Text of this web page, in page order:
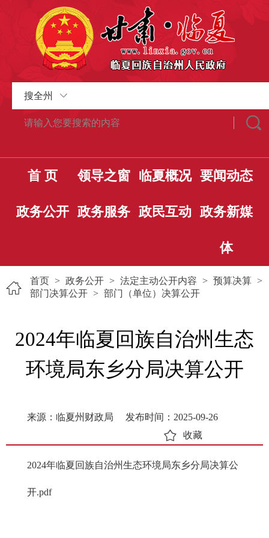
搜全州
首 页 领导之窗 临夏概况 要闻动态
政务公开 政务服务 政民互动 政务新媒
体
首页 > 政务公开 > 法定主动公开内容 > 预算决算 >
部门决算公开 > 部门（单位）决算公开
2024年临夏回族自治州生态
环境局东乡分局决算公开
来源：临夏州财政局
发布时间：2025-09-26
收藏
2024年临夏回族自治州生态环境局东乡分局决算公
开.pdf